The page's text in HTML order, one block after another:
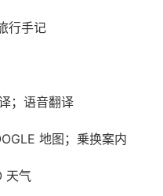
行手记
；语音翻译
地图；乗换案内
天气